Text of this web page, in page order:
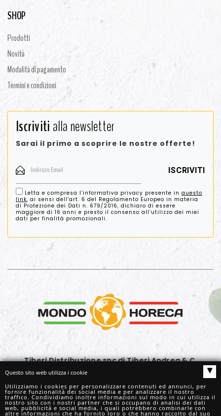
SHOP
Prodotti
Novità
Modalità di pagamento
Termini e condizioni
Iscrivitialla newsletter
Sarai il primo a scoprire le nostre offerte!
Letta e compresa l’informativa privacy presente in questo
link, ai sensi dell’art. 6 del Regolamento Europeo in materia
di Protezione dei Dati n. 679/2016, dichiaro di essere
maggiore di 16 anni e presto il consenso all’utilizzo dei miei
dati per finalità promozionali.
Tiberi Distribuzione snc di Tiberi Andrea & C.
Via G. Rossini, 63
62029 Tolentino (MC)
Tel.+39. 0733961177
info@mondohoreca.it
Questo sito web utilizza i cookie ▴
Utilizziamo i cookies per personalizzare contenuti ed annunci, per
fornire funzionalità dei social media e per analizzare il nostro
traffico. Condividiamo inoltre informazioni sul modo in cui utilizza il
nostro sito con i nostri partner che si occupano di analisi dei dati
web, pubblicità e social media, i quali potrebbero combinarle con
altre informazioni che ha fornito loro o che hanno raccolto dal suo